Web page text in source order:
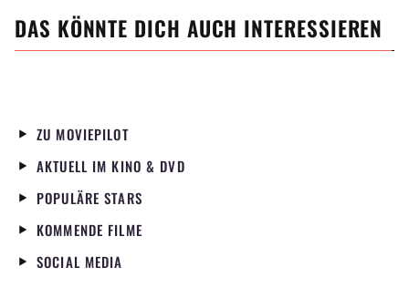
DAS KÖNNTE DICH AUCH INTERESSIEREN
ZU MOVIEPILOT
AKTUELL IM KINO & DVD
POPULÄRE STARS
KOMMENDE FILME
SOCIAL MEDIA